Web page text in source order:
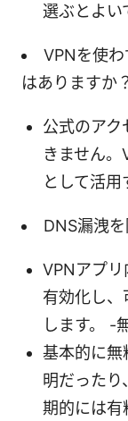
選ぶとよい
VPNを使
はありますか
公式のアク
きません
として活用
DNS漏洩
VPNアプリ
有効化し、
します。 -
基本的に無
明だったり
期的には有